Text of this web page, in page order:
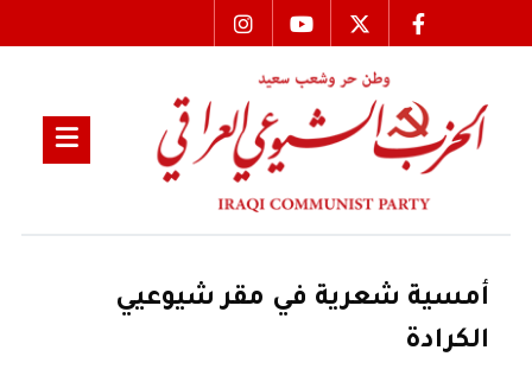
أمسية شعرية في مقر شيوعيي
الكرادة